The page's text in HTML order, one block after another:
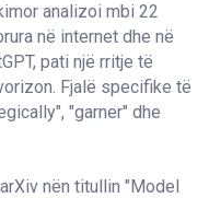
analizoi mbi 22
në internet dhe në
pati një rritje të
Fjalë specifike të
"garner" dhe
nën titullin "Model